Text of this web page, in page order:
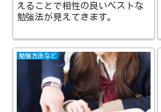
えることで相性の良いベストな
勉強法が見えてきます。
勉強方法など